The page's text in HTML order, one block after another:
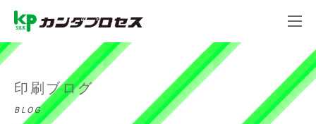
印刷ブログ
BLOG